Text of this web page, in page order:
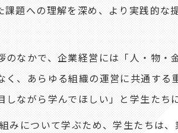
題への理解を深め、より実践的な
なかで、企業経営には「人・物・
、あらゆる組織の運営に共通する
ながら学んでほしい」と学生たち
について学ぶため、学生たちは